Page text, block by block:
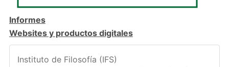
Informes
Websites y productos digitales
Instituto de Filosofía (IFS)